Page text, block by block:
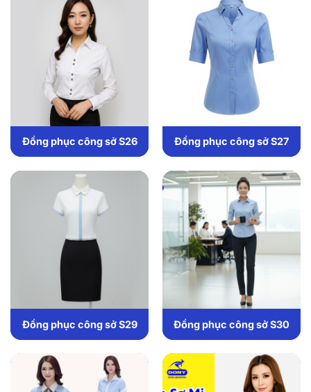
Đồng phục công sở S26 Đồng phục công sở S27
Đồng phục công sở S29 Đồng phục công sở S30